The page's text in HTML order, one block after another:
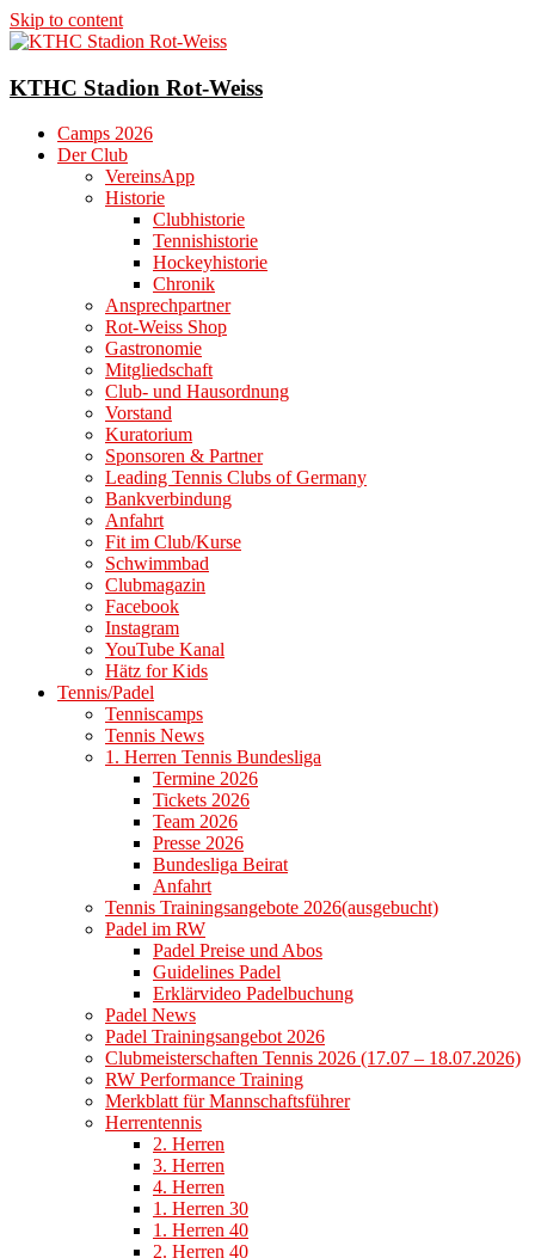
Skip to content
KTHC Stadion Rot-Weiss
Camps 2026
Der Club
VereinsApp
Historie
Clubhistorie
Tennishistorie
Hockeyhistorie
Chronik
Ansprechpartner
Rot-Weiss Shop
Gastronomie
Mitgliedschaft
Club- und Hausordnung
Vorstand
Kuratorium
Sponsoren & Partner
Leading Tennis Clubs of Germany
Bankverbindung
Anfahrt
Fit im Club/Kurse
Schwimmbad
Clubmagazin
Facebook
Instagram
YouTube Kanal
Hätz for Kids
Tennis/Padel
Tenniscamps
Tennis News
1. Herren Tennis Bundesliga
Termine 2026
Tickets 2026
Team 2026
Presse 2026
Bundesliga Beirat
Anfahrt
Tennis Trainingsangebote 2026(ausgebucht)
Padel im RW
Padel Preise und Abos
Guidelines Padel
Erklärvideo Padelbuchung
Padel News
Padel Trainingsangebot 2026
Clubmeisterschaften Tennis 2026 (17.07 – 18.07.2026)
RW Performance Training
Merkblatt für Mannschaftsführer
Herrentennis
2. Herren
3. Herren
4. Herren
1. Herren 30
1. Herren 40
2. Herren 40